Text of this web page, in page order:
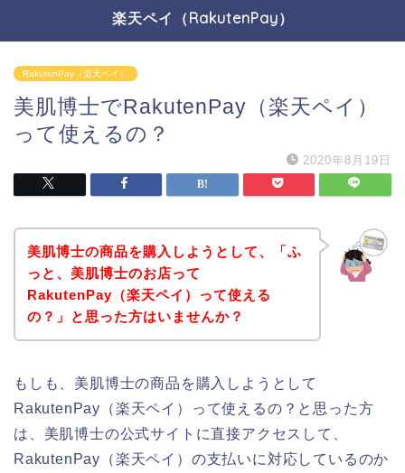
楽天ペイ（RakutenPay）
RakutenPay（楽天ペイ）
美肌博士でRakutenPay（楽天ペイ）
って使えるの？
2020年8月19日
美肌博士の商品を購入しようとして、「ふ
っと、美肌博士のお店って
RakutenPay（楽天ペイ）って使える
の？」と思った方はいませんか？
もしも、美肌博士の商品を購入しようとして
RakutenPay（楽天ペイ）って使えるの？と思った方
は、美肌博士の公式サイトに直接アクセスして、
RakutenPay（楽天ペイ）の支払いに対応しているのか